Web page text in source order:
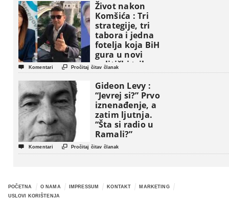
Život nakon
Komšića : Tri
strategije, tri
tabora i jedna
fotelja koja BiH
gura u novi
politički triler
 Komentari  Pročitaj čitav članak
Gideon Levy :
“Jevrej si?” Prvo
iznenađenje, a
zatim ljutnja.
“Šta si radio u
Ramali?”
 Komentari  Pročitaj čitav članak
POČETNA O NAMA IMPRESSUM KONTAKT
MARKETING
USLOVI KORIŠTENJA